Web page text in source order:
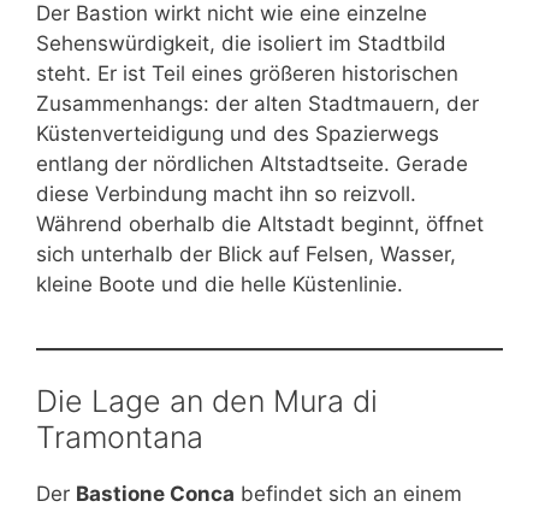
Der Bastion wirkt nicht wie eine einzelne
Sehenswürdigkeit, die isoliert im Stadtbild
steht. Er ist Teil eines größeren historischen
Zusammenhangs: der alten Stadtmauern, der
Küstenverteidigung und des Spazierwegs
entlang der nördlichen Altstadtseite. Gerade
diese Verbindung macht ihn so reizvoll.
Während oberhalb die Altstadt beginnt, öffnet
sich unterhalb der Blick auf Felsen, Wasser,
kleine Boote und die helle Küstenlinie.
Die Lage an den Mura di
Tramontana
Der Bastione Conca befindet sich an einem